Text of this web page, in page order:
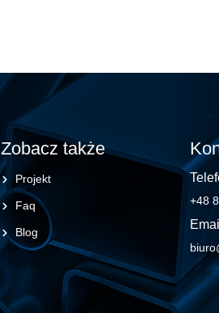
Zobacz także
Projekt
Faq
Blog
+48